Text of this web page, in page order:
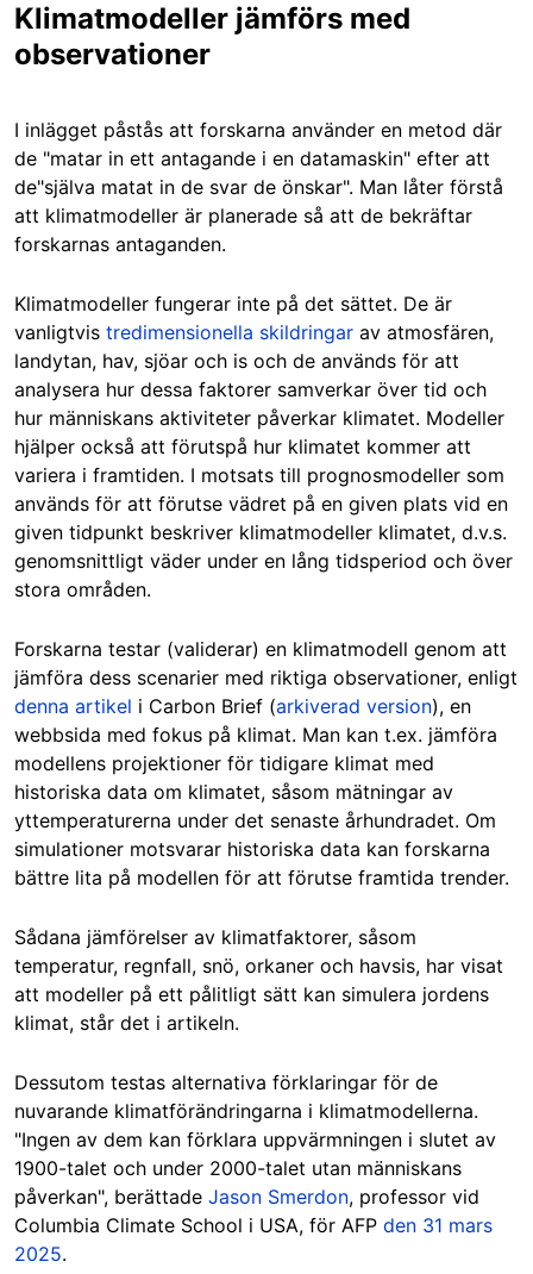
Klimatmodeller jämförs med
observationer
I inlägget påstås att forskarna använder en metod där
de "matar in ett antagande i en datamaskin" efter att
de"själva matat in de svar de önskar". Man låter förstå
att klimatmodeller är planerade så att de bekräftar
forskarnas antaganden.
Klimatmodeller fungerar inte på det sättet. De är
vanligtvis tredimensionella skildringar av atmosfären,
landytan, hav, sjöar och is och de används för att
analysera hur dessa faktorer samverkar över tid och
hur människans aktiviteter påverkar klimatet. Modeller
hjälper också att förutspå hur klimatet kommer att
variera i framtiden. I motsats till prognosmodeller som
används för att förutse vädret på en given plats vid en
given tidpunkt beskriver klimatmodeller klimatet, d.v.s.
genomsnittligt väder under en lång tidsperiod och över
stora områden.
Forskarna testar (validerar) en klimatmodell genom att
jämföra dess scenarier med riktiga observationer, enligt
denna artikel i Carbon Brief (arkiverad version), en
webbsida med fokus på klimat. Man kan t.ex. jämföra
modellens projektioner för tidigare klimat med
historiska data om klimatet, såsom mätningar av
yttemperaturerna under det senaste århundradet. Om
simulationer motsvarar historiska data kan forskarna
bättre lita på modellen för att förutse framtida trender.
Sådana jämförelser av klimatfaktorer, såsom
temperatur, regnfall, snö, orkaner och havsis, har visat
att modeller på ett pålitligt sätt kan simulera jordens
klimat, står det i artikeln.
Dessutom testas alternativa förklaringar för de
nuvarande klimatförändringarna i klimatmodellerna.
"Ingen av dem kan förklara uppvärmningen i slutet av
1900-talet och under 2000-talet utan människans
påverkan", berättade Jason Smerdon, professor vid
Columbia Climate School i USA, för AFP den 31 mars
2025.